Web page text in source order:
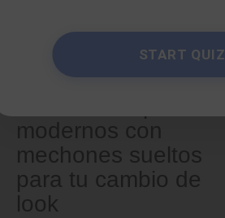
Bandera
modernos con
mechones sueltos
para tu cambio de
look
START QUIZ